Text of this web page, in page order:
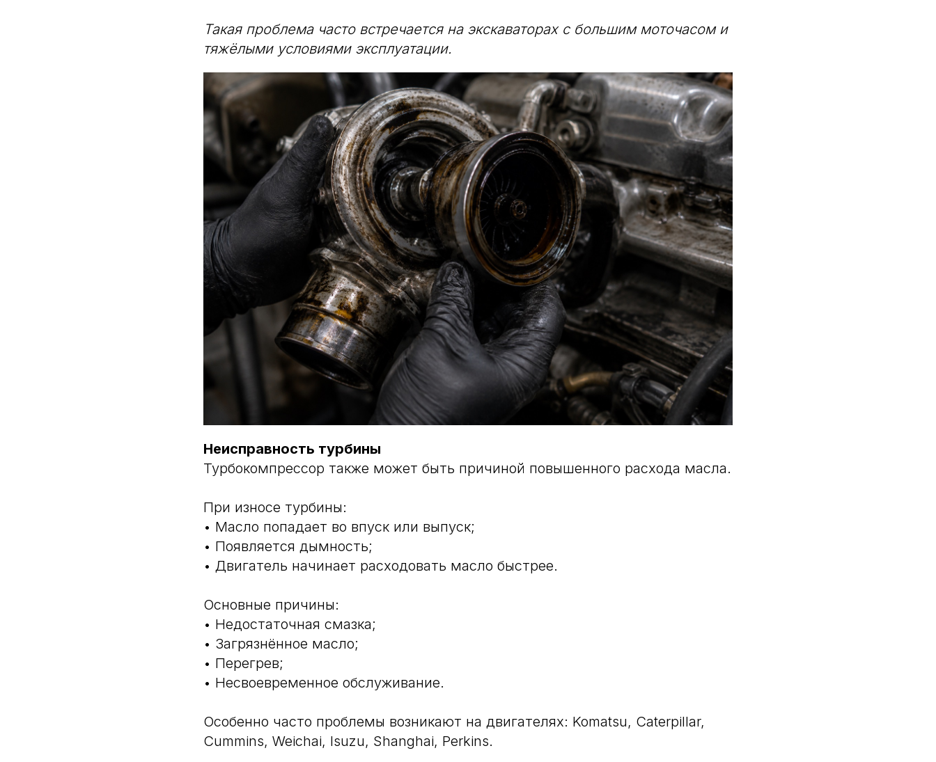
Такая проблема часто встречается на экскаваторах с большим моточасом и
тяжёлыми условиями эксплуатации.
Неисправность турбины
Турбокомпрессор также может быть причиной повышенного расхода масла.
При износе турбины:
• Масло попадает во впуск или выпуск;
• Появляется дымность;
• Двигатель начинает расходовать масло быстрее.
Основные причины:
• Недостаточная смазка;
• Загрязнённое масло;
• Перегрев;
• Несвоевременное обслуживание.
Особенно часто проблемы возникают на двигателях: Komatsu, Caterpillar,
Cummins, Weichai, Isuzu, Shanghai, Perkins.